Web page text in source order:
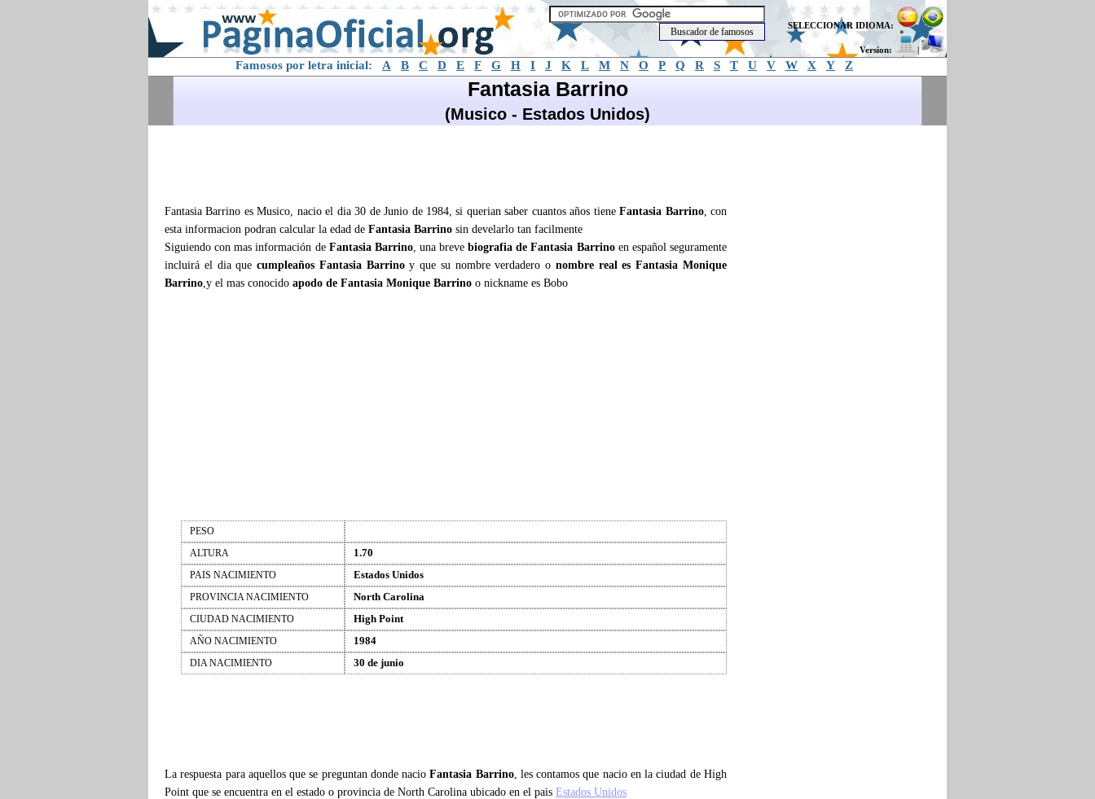
SELECCIONAR IDIOMA:
Version: |
Famosos por letra inicial: A B C D E F G H I J K L M N O P Q R S T U V W X Y Z
Fantasia Barrino
(Musico - Estados Unidos)
Fantasia Barrino es Musico, nacio el dia 30 de Junio de 1984, si querian saber cuantos años tieneFantasia Barrino, con
esta informacion podran calcular la edad de Fantasia Barrino sin develarlo tan facilmente
Siguiendo con mas información de Fantasia Barrino, una brevebiografia de Fantasia Barrinoen español seguramente
incluirá el dia quecumpleaños Fantasia Barrinoy que su nombre verdadero o nombre real es Fantasia Monique
Barrino,y el mas conocido apodo de Fantasia Monique Barrino o nickname es Bobo
PESO
ALTURA
1.70
PAIS NACIMIENTO Estados Unidos
PROVINCIA NACIMIENTO North Carolina
CIUDAD NACIMIENTO High Point
AÑO NACIMIENTO 1984
DIA NACIMIENTO 30 de junio
La respuesta para aquellos que se preguntan donde nacioFantasia Barrino, les contamos que nacio en la ciudad de High
Point que se encuentra en el estado o provincia de North Carolina ubicado en el pais Estados Unidos